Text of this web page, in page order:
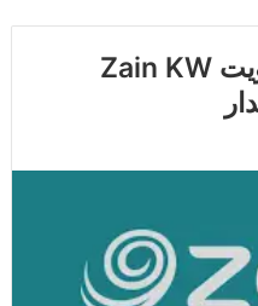
تحميل تطبيق زين الكويت Zain KW